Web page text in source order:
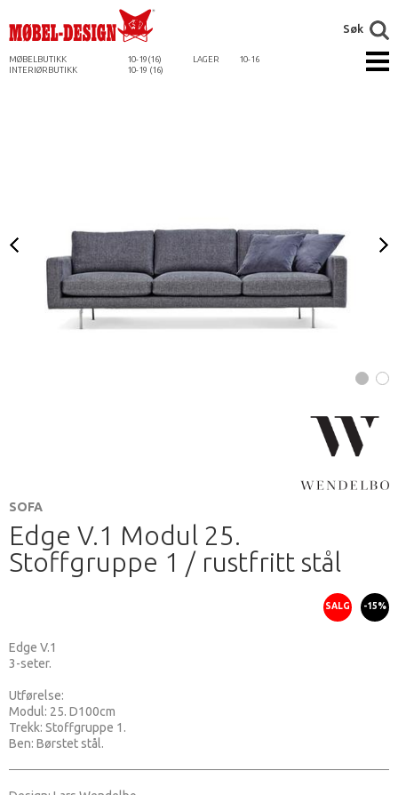
MØBELBUTIKK 10-19(16) LAGER
10-16
INTERIØRBUTIKK
10-19 (16)
Søk
SOFA
Edge V.1 Modul 25.
Stoffgruppe 1 / rustfritt stål
SALG -15%
Edge V.1
3-seter.
Utførelse:
Modul: 25. D100cm
Trekk: Stoffgruppe 1.
Ben: Børstet stål.